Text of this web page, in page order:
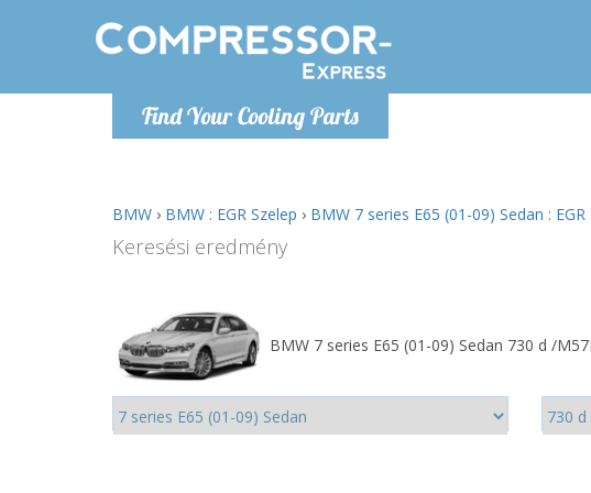
Find Your Cooling Parts
Hétfő-
BMW › BMW : EGR Szelep › BMW 7 series E65 (01-09) Sedan : EGR
Keresési eredmény
BMW 7 series E65 (01-09) Sedan 730 d /